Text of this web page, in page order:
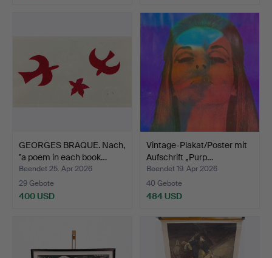
GEORGES BRAQUE. Nach,
"a poem in each book…
Beendet 25. Apr 2026
29 Gebote
400 USD
Vintage-Plakat/Poster mit
Aufschrift „Purp…
Beendet 19. Apr 2026
40 Gebote
484 USD